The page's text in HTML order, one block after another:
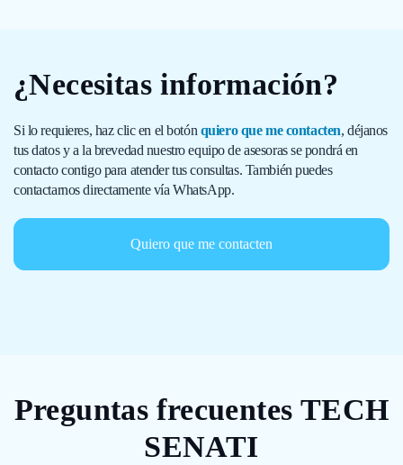
¿Necesitas información?
Si lo requieres, haz clic en el botón quiero que me contacten, déjanos
tus datos y a la brevedad nuestro equipo de asesoras se pondrá en
contacto contigo para atender tus consultas. También puedes
contactarnos directamente vía WhatsApp.
Quiero que me contacten
Preguntas frecuentes TECH
SENATI